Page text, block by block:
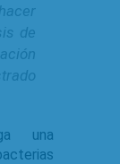
de
una